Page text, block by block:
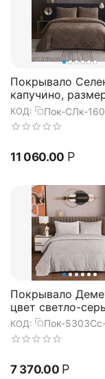
Покрывало
капучино,
160х220, Sofi de
КОД: Пок-СЛк-
11 060.00 Р
Покрывало
цвет светло-
размер
Marko
КОД: Пок-
7 370.00 Р